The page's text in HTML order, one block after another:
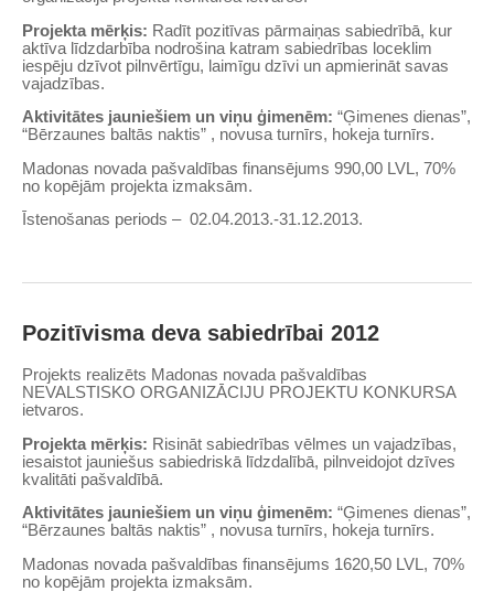
Projekta mērķis: Radīt pozitīvas pārmaiņas sabiedrībā, kur
aktīva līdzdarbība nodrošina katram sabiedrības loceklim
iespēju dzīvot pilnvērtīgu, laimīgu dzīvi un apmierināt savas
vajadzības.
Aktivitātes jauniešiem un viņu ģimenēm: “Ģimenes dienas”,
“Bērzaunes baltās naktis” , novusa turnīrs, hokeja turnīrs.
Madonas novada pašvaldības finansējums 990,00 LVL, 70%
no kopējām projekta izmaksām.
Īstenošanas periods – 02.04.2013.-31.12.2013.
Pozitīvisma deva sabiedrībai 2012
Projekts realizēts Madonas novada pašvaldības
NEVALSTISKO ORGANIZĀCIJU PROJEKTU KONKURSA
ietvaros.
Projekta mērķis: Risināt sabiedrības vēlmes un vajadzības,
iesaistot jauniešus sabiedriskā līdzdalībā, pilnveidojot dzīves
kvalitāti pašvaldībā.
Aktivitātes jauniešiem un viņu ģimenēm: “Ģimenes dienas”,
“Bērzaunes baltās naktis” , novusa turnīrs, hokeja turnīrs.
Madonas novada pašvaldības finansējums 1620,50 LVL, 70%
no kopējām projekta izmaksām.